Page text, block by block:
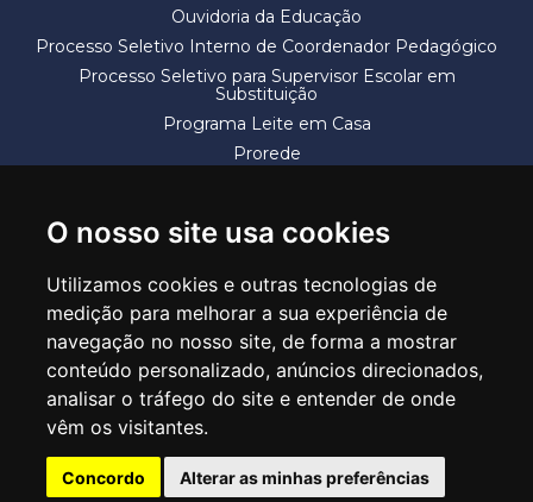
O nosso site usa cookies
Utilizamos cookies e outras tecnologias de
medição para melhorar a sua experiência de
navegação no nosso site, de forma a mostrar
conteúdo personalizado, anúncios direcionados,
analisar o tráfego do site e entender de onde
vêm os visitantes.
Concordo Alterar as minhas preferências
Ouvidoria da Educação
Processo Seletivo Interno de Coordenador Pedagógico
Processo Seletivo para Supervisor Escolar em
Substituição
Programa Leite em Casa
Prorede
SECRETARIA DE EDUCAÇÃO
Rua Claudino Barbosa, 313 - Macedo - Guarulhos/SP CEP 07113-040
Central de Atendimento: *55 11 2475-7300